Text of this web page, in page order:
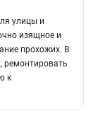
улицы и
изящное и
прохожих. В
ремонтировать
к